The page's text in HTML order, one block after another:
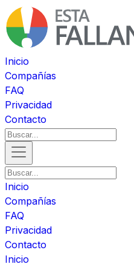
Inicio
Compañías
FAQ
Privacidad
Contacto
Inicio
Compañías
FAQ
Privacidad
Contacto
Inicio